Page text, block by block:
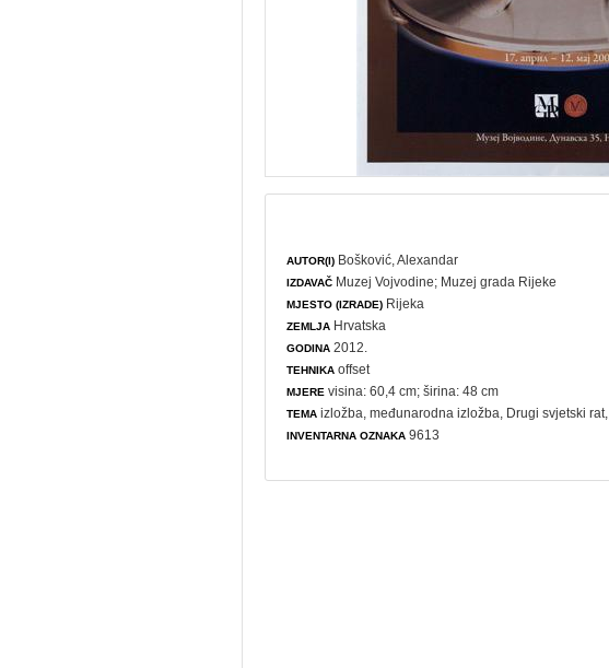
AUTOR(I) Bošković, Alexandar
IZDAVAČ Muzej Vojvodine; Muzej grada Rijeke
MJESTO (IZRADE) Rijeka
ZEMLJA Hrvatska
GODINA 2012.
TEHNIKA offset
MJERE visina: 60,4 cm; širina: 48 cm
TEMA izložba ,međunarodna izložba Drugi svjetski rat
INVENTARNA OZNAKA 9613